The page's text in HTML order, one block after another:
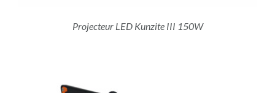
Projecteur LED Kunzite III 150W